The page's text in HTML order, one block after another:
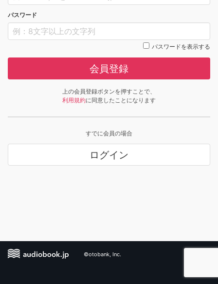
パスワード
パスワードを表示する
会員登録
上の会員登録ボタンを押すことで、
利用規約に同意したことになります
すでに会員の場合
ログイン
©otobank, Inc.